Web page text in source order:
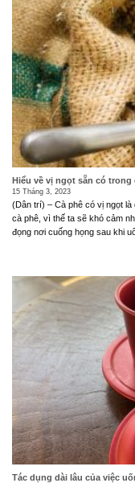
Hiểu về vị ngọt sẵn có trong
15 Tháng 3, 2023
(Dân trí) – Cà phê có vị ngọt
cà phê, vì thế ta sẽ khó cảm
đọng nơi cuống họng sau khi
Tác dụng dài lâu của việc